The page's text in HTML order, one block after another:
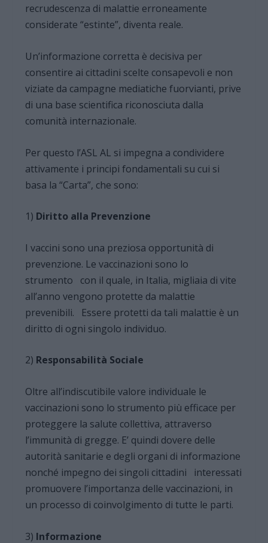
recrudescenza di malattie erroneamente
considerate “estinte”, diventa reale.
Un’informazione corretta è decisiva per
consentire ai cittadini scelte consapevoli e non
viziate da campagne mediatiche fuorvianti, prive
di una base scientifica riconosciuta dalla
comunità internazionale.
Per questo l’ASL AL si impegna a condividere
attivamente i principi fondamentali su cui si
basa la “Carta”, che sono:
1) Diritto alla Prevenzione
I vaccini sono una preziosa opportunità di
prevenzione. Le vaccinazioni sono lo
strumento con il quale, in Italia, migliaia di vite
all’anno vengono protette da malattie
prevenibili. Essere protetti da tali malattie è un
diritto di ogni singolo individuo.
2) Responsabilità Sociale
Oltre all’indiscutibile valore individuale le
vaccinazioni sono lo strumento più efficace per
proteggere la salute collettiva, attraverso
l’immunità di gregge. E’ quindi dovere delle
autorità sanitarie e degli organi di informazione
nonché impegno dei singoli cittadini interessati
promuovere l’importanza delle vaccinazioni, in
un processo di coinvolgimento di tutte le parti.
3) Informazione